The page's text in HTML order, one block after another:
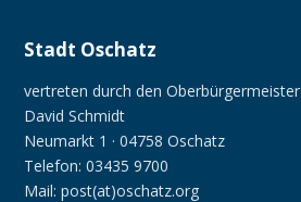
Stadt Oschatz
vertreten durch den Oberbürgermeister
David Schmidt
Neumarkt 1 · 04758 Oschatz
Telefon: 03435 9700
Mail: post(at)oschatz.org